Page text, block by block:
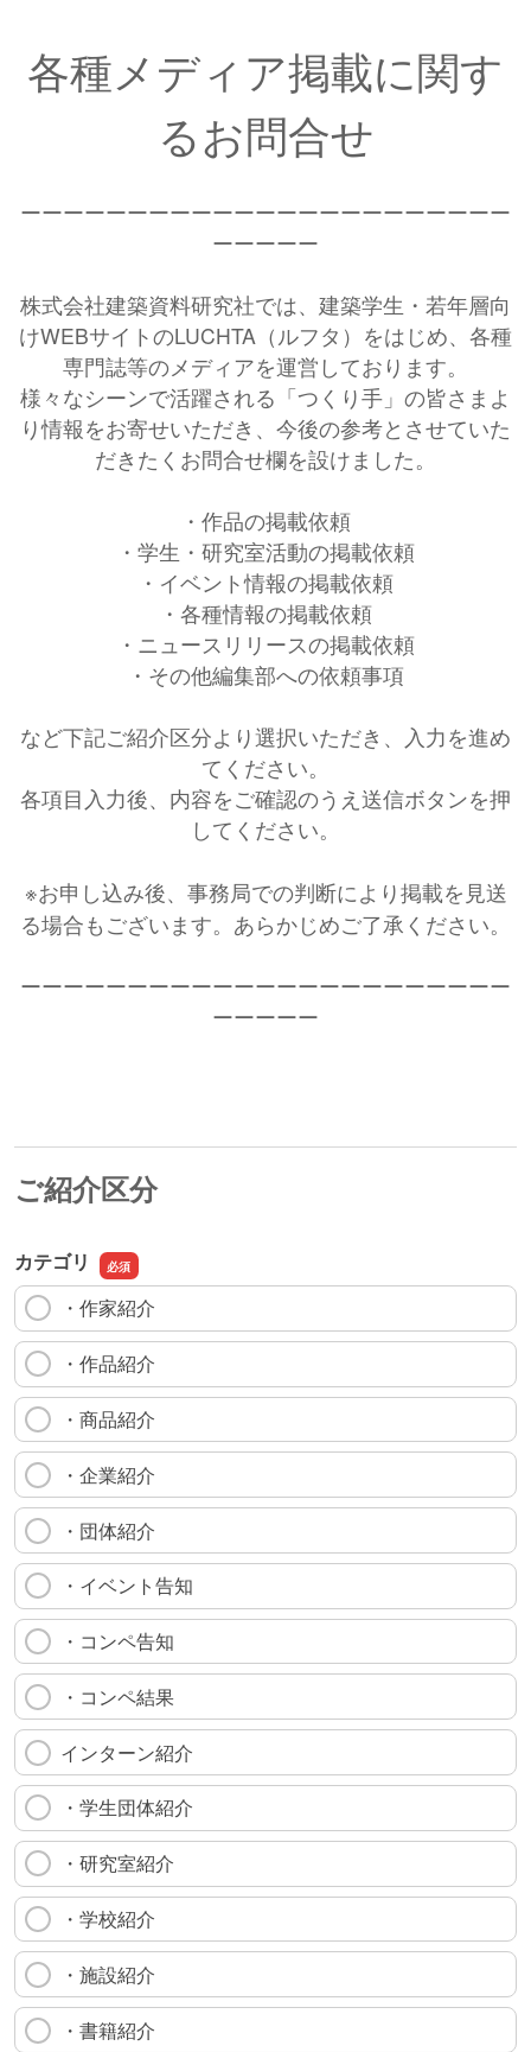
各種メディア掲載に関す
るお問合せ
ーーーーーーーーーーーーーーーーーーーーーーー
ーーーーー
株式会社建築資料研究社では、建築学生・若年層向
けWEBサイトのLUCHTA（ルフタ）をはじめ、各種
専門誌等のメディアを運営しております。
様々なシーンで活躍される「つくり手」の皆さまよ
り情報をお寄せいただき、今後の参考とさせていた
だきたくお問合せ欄を設けました。
・作品の掲載依頼
・学生・研究室活動の掲載依頼
・イベント情報の掲載依頼
・各種情報の掲載依頼
・ニュースリリースの掲載依頼
・その他編集部への依頼事項
など下記ご紹介区分より選択いただき、入力を進め
てください。
各項目入力後、内容をご確認のうえ送信ボタンを押
してください。
※お申し込み後、事務局での判断により掲載を見送
る場合もございます。あらかじめご了承ください。
ーーーーーーーーーーーーーーーーーーーーーーー
ーーーーー
ご紹介区分
カテゴリ
・作家紹介
・作品紹介
・商品紹介
・企業紹介
・団体紹介
・イベント告知
・コンペ告知
・コンペ結果
インターン紹介
・学生団体紹介
・研究室紹介
・学校紹介
・施設紹介
・書籍紹介